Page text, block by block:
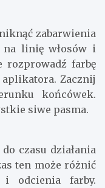
zabarwienia
linię włosów i
rozprowadź farbę
aplikatora. Zacznij
końcówek.
siwe pasma.
czasu działania
ten może różnić
odcienia farby.